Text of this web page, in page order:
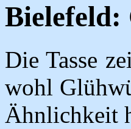
Die Tasse
wohl
Ähnlichkeit